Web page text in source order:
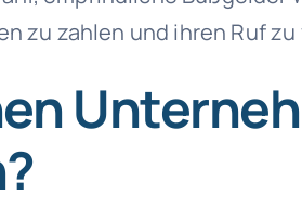
zu zahlen und ihren Ruf zu